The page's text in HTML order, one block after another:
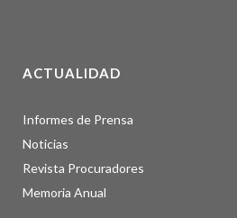
ACTUALIDAD
Informes de Prensa
Noticias
Revista Procuradores
Memoria Anual